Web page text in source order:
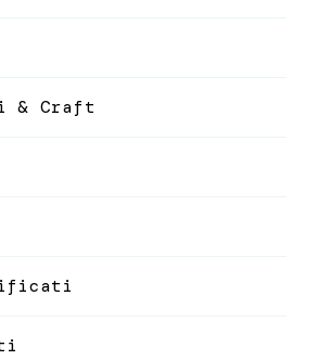
& Craft